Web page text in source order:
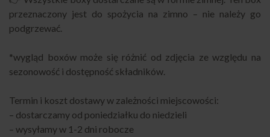
przeznaczony jest do spożycia na zimno – nie należy go
podgrzewać.
*wygląd boxów może się różnić od zdjęcia ze względu na
sezonowość i dostępność składników.
Termin i koszt dostawy w zależności miejscowości:
– dostarczamy od poniedziałku do niedzieli
– wysyłamy w 1-2 dni robocze